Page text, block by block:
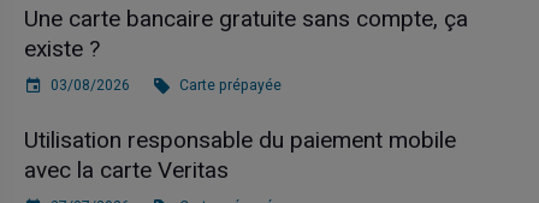
Une carte bancaire gratuite sans compte, ça
existe ?
03/08/2026 Carte prépayée
Utilisation responsable du paiement mobile
avec la carte Veritas